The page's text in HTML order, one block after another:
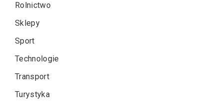
Rolnictwo
Sklepy
Sport
Technologie
Transport
Turystyka